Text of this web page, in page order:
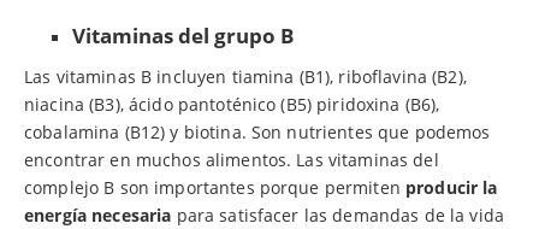
Vitaminas del grupo B
Las vitaminas B incluyen tiamina (B1), riboflavina (B2),
niacina (B3), ácido pantoténico (B5) piridoxina (B6),
cobalamina (B12) y biotina. Son nutrientes que podemos
encontrar en muchos alimentos. Las vitaminas del
complejo B son importantes porque permiten producir la
energía necesaria para satisfacer las demandas de la vida